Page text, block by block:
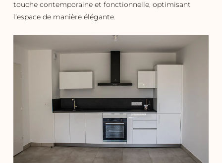
touche contemporaine et fonctionnelle, optimisant
l’espace de manière élégante.